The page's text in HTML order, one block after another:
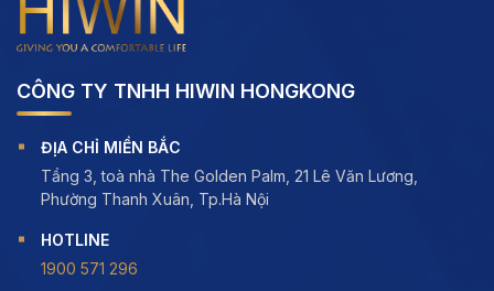
CÔNG TY TNHH HIWIN HONGKONG
ĐỊA CHỈ MIỀN BẮC
Tầng 3, toà nhà The Golden Palm, 21 Lê Văn Lương,
Phường Thanh Xuân, Tp.Hà Nội
HOTLINE
1900 571 296